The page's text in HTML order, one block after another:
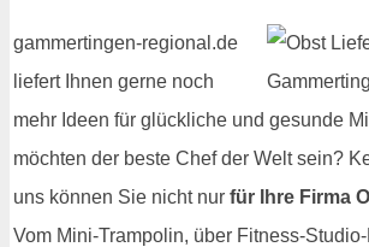
gammertingen-regional.de
liefert Ihnen gerne noch
mehr Ideen für glückliche und gesunde
möchten der beste Chef der Welt sein?
uns können Sie nicht nur für Ihre Firma
Vom Mini-Trampolin, über Fitness-